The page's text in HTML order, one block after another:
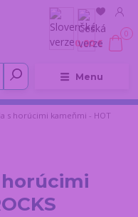
Menu
0
0,00 €
s horúcimi kameňmi - HOT
horúcimi